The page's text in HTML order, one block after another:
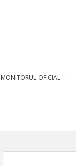
MONITORUL OFICIAL